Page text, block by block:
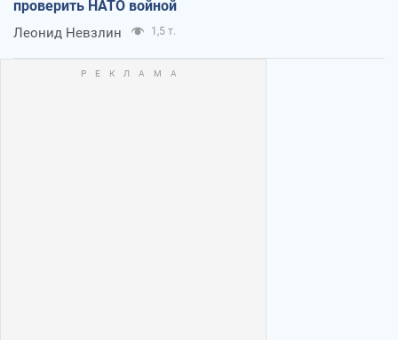
проверить НАТО войной
Леонид Невзлин 1,5 т.